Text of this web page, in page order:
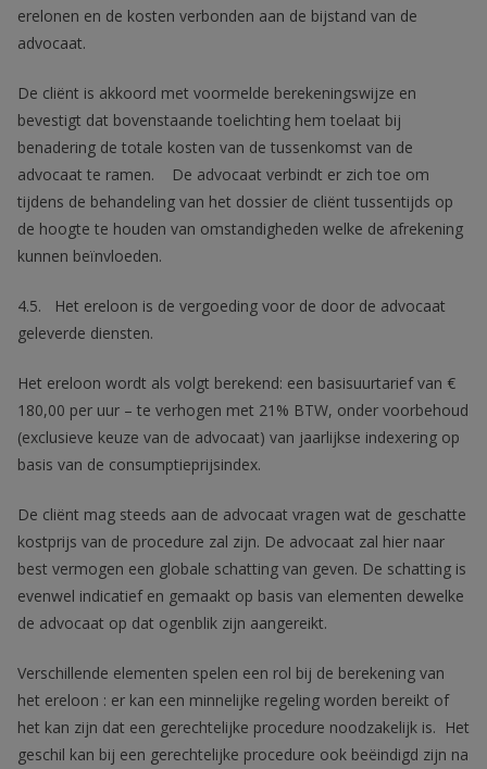
erelonen en de kosten verbonden aan de bijstand van de
advocaat.
De cliënt is akkoord met voormelde berekeningswijze en
bevestigt dat bovenstaande toelichting hem toelaat bij
benadering de totale kosten van de tussenkomst van de
advocaat te ramen. De advocaat verbindt er zich toe om
tijdens de behandeling van het dossier de cliënt tussentijds op
de hoogte te houden van omstandigheden welke de afrekening
kunnen beïnvloeden.
4.5. Het ereloon is de vergoeding voor de door de advocaat
geleverde diensten.
Het ereloon wordt als volgt berekend: een basisuurtarief van €
180,00 per uur – te verhogen met 21% BTW, onder voorbehoud
(exclusieve keuze van de advocaat) van jaarlijkse indexering op
basis van de consumptieprijsindex.
De cliënt mag steeds aan de advocaat vragen wat de geschatte
kostprijs van de procedure zal zijn. De advocaat zal hier naar
best vermogen een globale schatting van geven. De schatting is
evenwel indicatief en gemaakt op basis van elementen dewelke
de advocaat op dat ogenblik zijn aangereikt.
Verschillende elementen spelen een rol bij de berekening van
het ereloon : er kan een minnelijke regeling worden bereikt of
het kan zijn dat een gerechtelijke procedure noodzakelijk is. Het
geschil kan bij een gerechtelijke procedure ook beëindigd zijn na